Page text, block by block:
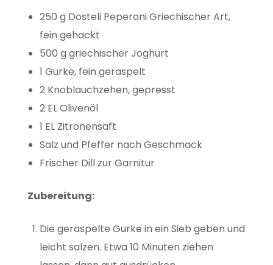
250 g Dosteli Peperoni Griechischer Art,
fein gehackt
500 g griechischer Joghurt
1 Gurke, fein geraspelt
2 Knoblauchzehen, gepresst
2 EL Olivenöl
1 EL Zitronensaft
Salz und Pfeffer nach Geschmack
Frischer Dill zur Garnitur
Zubereitung:
Die geraspelte Gurke in ein Sieb geben und
leicht salzen. Etwa 10 Minuten ziehen